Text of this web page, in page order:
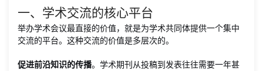
一、学术交流的核心平台
举办学术会议最直接的价值，就是为学术共同体提供一个集中
交流的平台。这种交流的价值是多层次的。
促进前沿知识的传播。学术期刊从投稿到发表往往需要一年甚